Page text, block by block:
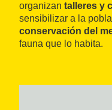
organizan talleres y
sensibilizar a la
conservación del
fauna que lo habita.